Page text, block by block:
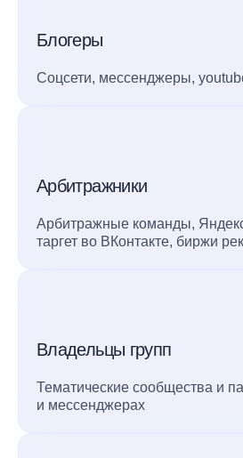
Блогеры
Соцсети, мессенджеры,
Арбитражники
Арбитражные команды,
таргет во ВКонтакте, биржи
Владельцы групп
Тематические сообщества и
и мессенджерах